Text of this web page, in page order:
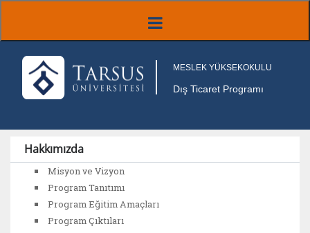
MESLEK YÜKSEKOKULU
Dış Ticaret Programı
Hakkımızda
Misyon ve Vizyon
Program Tanıtımı
Program Eğitim Amaçları
Program Çıktıları